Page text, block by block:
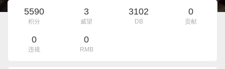
5590
积分
3
威望
3102
DB
0
贡献
0
违规
0
RMB